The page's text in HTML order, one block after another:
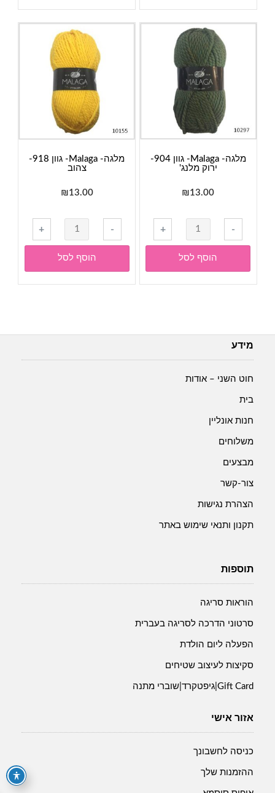
גוון
637-
סגול
לילך
גוון
807-
אדום
מלגה- Malaga- גוון 904-
ירוק מלנג'
₪13.00
-
כמות
של
מלגה-
Malaga-
גוון
+
הוסף לסל
מלגה- Malaga- גוון 918-
צהוב
₪13.00
-
כמות
של
מלגה-
Malaga-
גוון
+
הוסף לסל
מידע
חוט השני – אודות
בית
חנות אונליין
משלוחים
מבצעים
צור-קשר
הצהרת נגישות
תקנון ותנאי שימוש באתר
תוספות
הוראות סריגה
סרטוני הדרכה לסריגה בעברית
הפעלה ליום הולדת
סקיצות לעיצוב שטיחים
Gift Card|גיפטקרד|שוברי מתנה
אזור אישי
כניסה לחשבונך
ההזמנות שלך